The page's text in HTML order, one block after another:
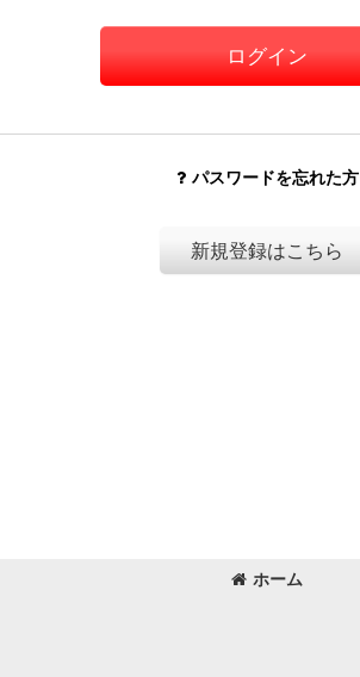
ログイン
パスワードを忘れた方
新規登録はこちら
ホーム